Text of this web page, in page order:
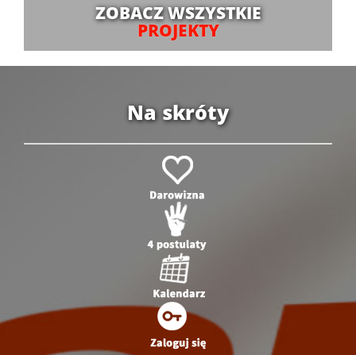
ZOBACZ WSZYSTKIE
PROJEKTY
Na skróty